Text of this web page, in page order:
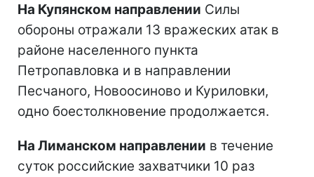
На Купянском направлении Силы
обороны отражали 13 вражеских атак в
районе населенного пункта
Петропавловка и в направлении
Песчаного, Новоосиново и Куриловки,
одно боестолкновение продолжается.
На Лиманском направлении в течение
суток российские захватчики 10 раз